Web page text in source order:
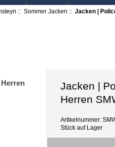
:: Sommer Jacken :: Jacken |
Jacken |
Herren
Artikelnummer:
Stück auf Lager